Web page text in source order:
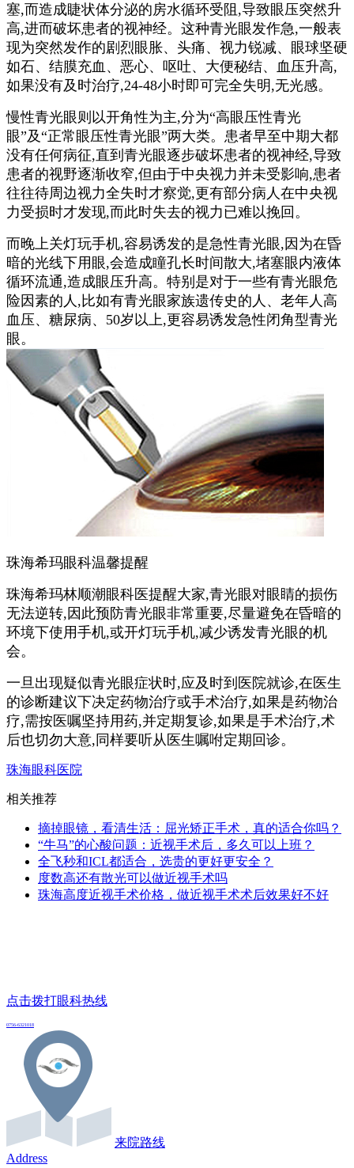
塞,而造成睫状体分泌的房水循环受阻,导致眼压突然升
高,进而破坏患者的视神经。这种青光眼发作急,一般表
现为突然发作的剧烈眼胀、头痛、视力锐减、眼球坚硬
如石、结膜充血、恶心、呕吐、大便秘结、血压升高,
如果没有及时治疗,24-48小时即可完全失明,无光感。
慢性青光眼则以开角性为主,分为“高眼压性青光
眼”及“正常眼压性青光眼”两大类。患者早至中期大都
没有任何病征,直到青光眼逐步破坏患者的视神经,导致
患者的视野逐渐收窄,但由于中央视力并未受影响,患者
往往待周边视力全失时才察觉,更有部分病人在中央视
力受损时才发现,而此时失去的视力已难以挽回。
而晚上关灯玩手机,容易诱发的是急性青光眼,因为在昏
暗的光线下用眼,会造成瞳孔长时间散大,堵塞眼内液体
循环流通,造成眼压升高。特别是对于一些有青光眼危
险因素的人,比如有青光眼家族遗传史的人、老年人高
血压、糖尿病、50岁以上,更容易诱发急性闭角型青光
眼。
珠海希玛眼科温馨提醒
珠海希玛林顺潮眼科医提醒大家,青光眼对眼睛的损伤
无法逆转,因此预防青光眼非常重要,尽量避免在昏暗的
环境下使用手机,或开灯玩手机,减少诱发青光眼的机
会。
一旦出现疑似青光眼症状时,应及时到医院就诊,在医生
的诊断建议下决定药物治疗或手术治疗,如果是药物治
疗,需按医嘱坚持用药,并定期复诊,如果是手术治疗,术
后也切勿大意,同样要听从医生嘱咐定期回诊。
珠海眼科医院
相关推荐
摘掉眼镜，看清生活：屈光矫正手术，真的适合你吗？
“牛马”的心酸问题：近视手术后，多久可以上班？
全飞秒和ICL都适合，选贵的更好更安全？
度数高还有散光可以做近视手术吗
珠海高度近视手术价格，做近视手术术后效果好不好
点击拨打眼科热线
0756-6321018
来院路线
Address